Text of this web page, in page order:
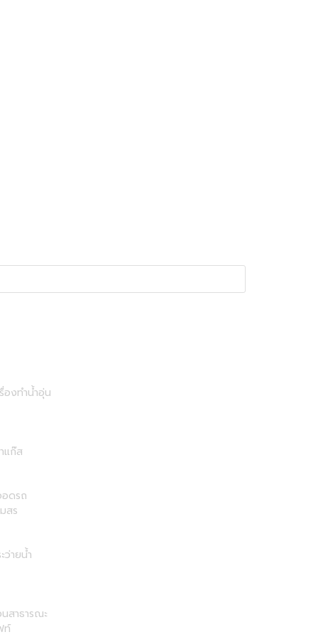
องทำน้ำอุ่น
แก๊ส
อดรถ
สร
ว่ายน้ำ
สาธารณะ
ท์